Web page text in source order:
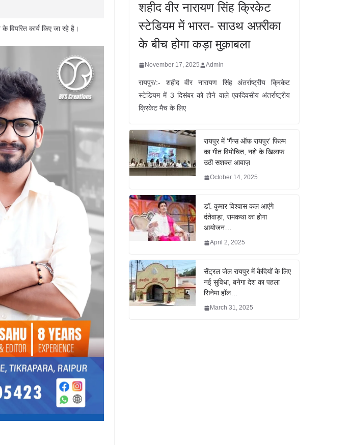
विपरित कार्य किए जा रहे है।
शहीद वीर नारायण सिंह क्रिकेट
स्टेडियम में भारत- साउथ अफ़्रीका
के बीच होगा कड़ा मुक़ाबला
November 17, 2025 Admin
रायपुर/:- शहीद वीर नारायण सिंह अंतर्राष्ट्रीय क्रिकेट
स्टेडियम में 3 दिसंबर को होने वाले एकदिवसीय अंतर्राष्ट्रीय
क्रिकेट मैच के लिए
रायपुर में ‘गैंग्स ऑफ रायपुर’ फिल्म
का गीत विमोचित, नशे के खिलाफ
उठी सशक्त आवाज़
October 14, 2025
डॉ. कुमार विश्वास कल आएंगे
दंतेवाड़ा, रामकथा का होगा
आयोजन…
April 2, 2025
सेंट्रल जेल रायपुर में कैदियों के लिए
नई सुविधा, बनेगा देश का पहला
सिनेमा हॉल…
March 31, 2025